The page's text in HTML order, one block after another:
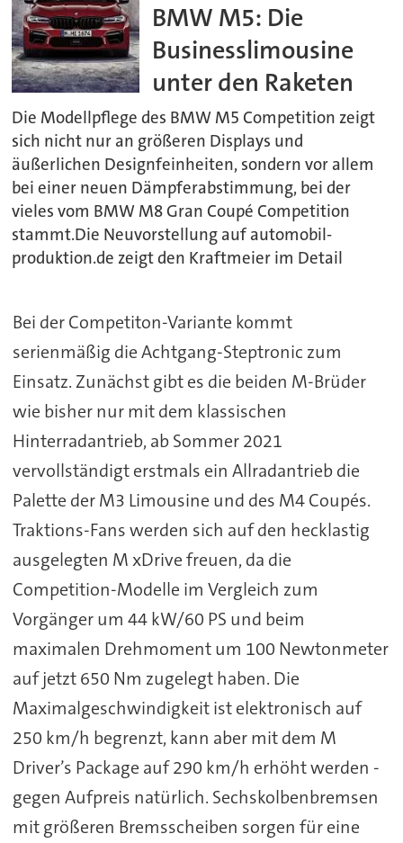
BMW M5: Die
Businesslimousine
unter den Raketen
Die Modellpflege des BMW M5 Competition zeigt
sich nicht nur an größeren Displays und
äußerlichen Designfeinheiten, sondern vor allem
bei einer neuen Dämpferabstimmung, bei der
vieles vom BMW M8 Gran Coupé Competition
stammt.Die Neuvorstellung auf automobil-
produktion.de zeigt den Kraftmeier im Detail
Bei der Competiton-Variante kommt
serienmäßig die Achtgang-Steptronic zum
Einsatz. Zunächst gibt es die beiden M-Brüder
wie bisher nur mit dem klassischen
Hinterradantrieb, ab Sommer 2021
vervollständigt erstmals ein Allradantrieb die
Palette der M3 Limousine und des M4 Coupés.
Traktions-Fans werden sich auf den hecklastig
ausgelegten M xDrive freuen, da die
Competition-Modelle im Vergleich zum
Vorgänger um 44 kW/60 PS und beim
maximalen Drehmoment um 100 Newtonmeter
auf jetzt 650 Nm zugelegt haben. Die
Maximalgeschwindigkeit ist elektronisch auf
250 km/h begrenzt, kann aber mit dem M
Driver’s Package auf 290 km/h erhöht werden -
gegen Aufpreis natürlich. Sechskolbenbremsen
mit größeren Bremsscheiben sorgen für eine